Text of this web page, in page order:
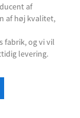
af
af høj kvalitet,
fabrik, og vi vil
levering.